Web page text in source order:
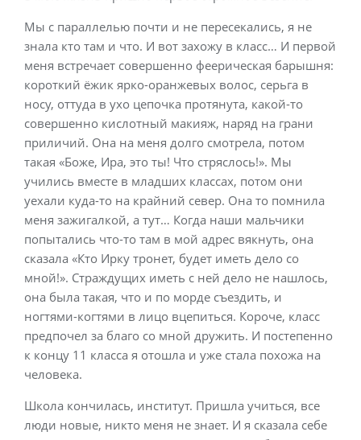
Мы с параллелью почти и не пересекались, я не
знала кто там и что. И вот захожу в класс… И первой
меня встречает совершенно феерическая барышня:
короткий ёжик ярко-оранжевых волос, серьга в
носу, оттуда в ухо цепочка протянута, какой-то
совершенно кислотный макияж, наряд на грани
приличий. Она на меня долго смотрела, потом
такая «Боже, Ира, это ты! Что стряслось!». Мы
учились вместе в младших классах, потом они
уехали куда-то на крайний север. Она то помнила
меня зажигалкой, а тут… Когда наши мальчики
попытались что-то там в мой адрес вякнуть, она
сказала «Кто Ирку тронет, будет иметь дело со
мной!». Страждущих иметь с ней дело не нашлось,
она была такая, что и по морде съездить, и
ногтями-когтями в лицо вцепиться. Короче, класс
предпочел за благо со мной дружить. И постепенно
к концу 11 класса я отошла и уже стала похожа на
человека.
Школа кончилась, институт. Пришла учиться, все
люди новые, никто меня не знает. И я сказала себе